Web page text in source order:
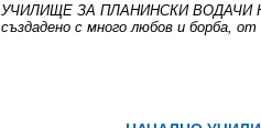
УЧИЛИЩЕ ЗА ПЛАНИНСКИ ВОДАЧИ
създадено с много любов и борба,